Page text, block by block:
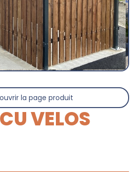
la page produit
VELOS